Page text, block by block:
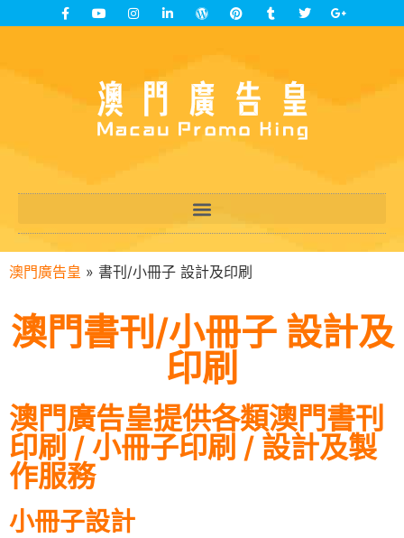
澳門廣告皇 » 書刊/小冊子 設計及印刷
澳門書刊/小冊子 設計及
印刷
澳門廣告皇提供各類澳門書刊
印刷 / 小冊子印刷 / 設計及製
作服務
小冊子設計